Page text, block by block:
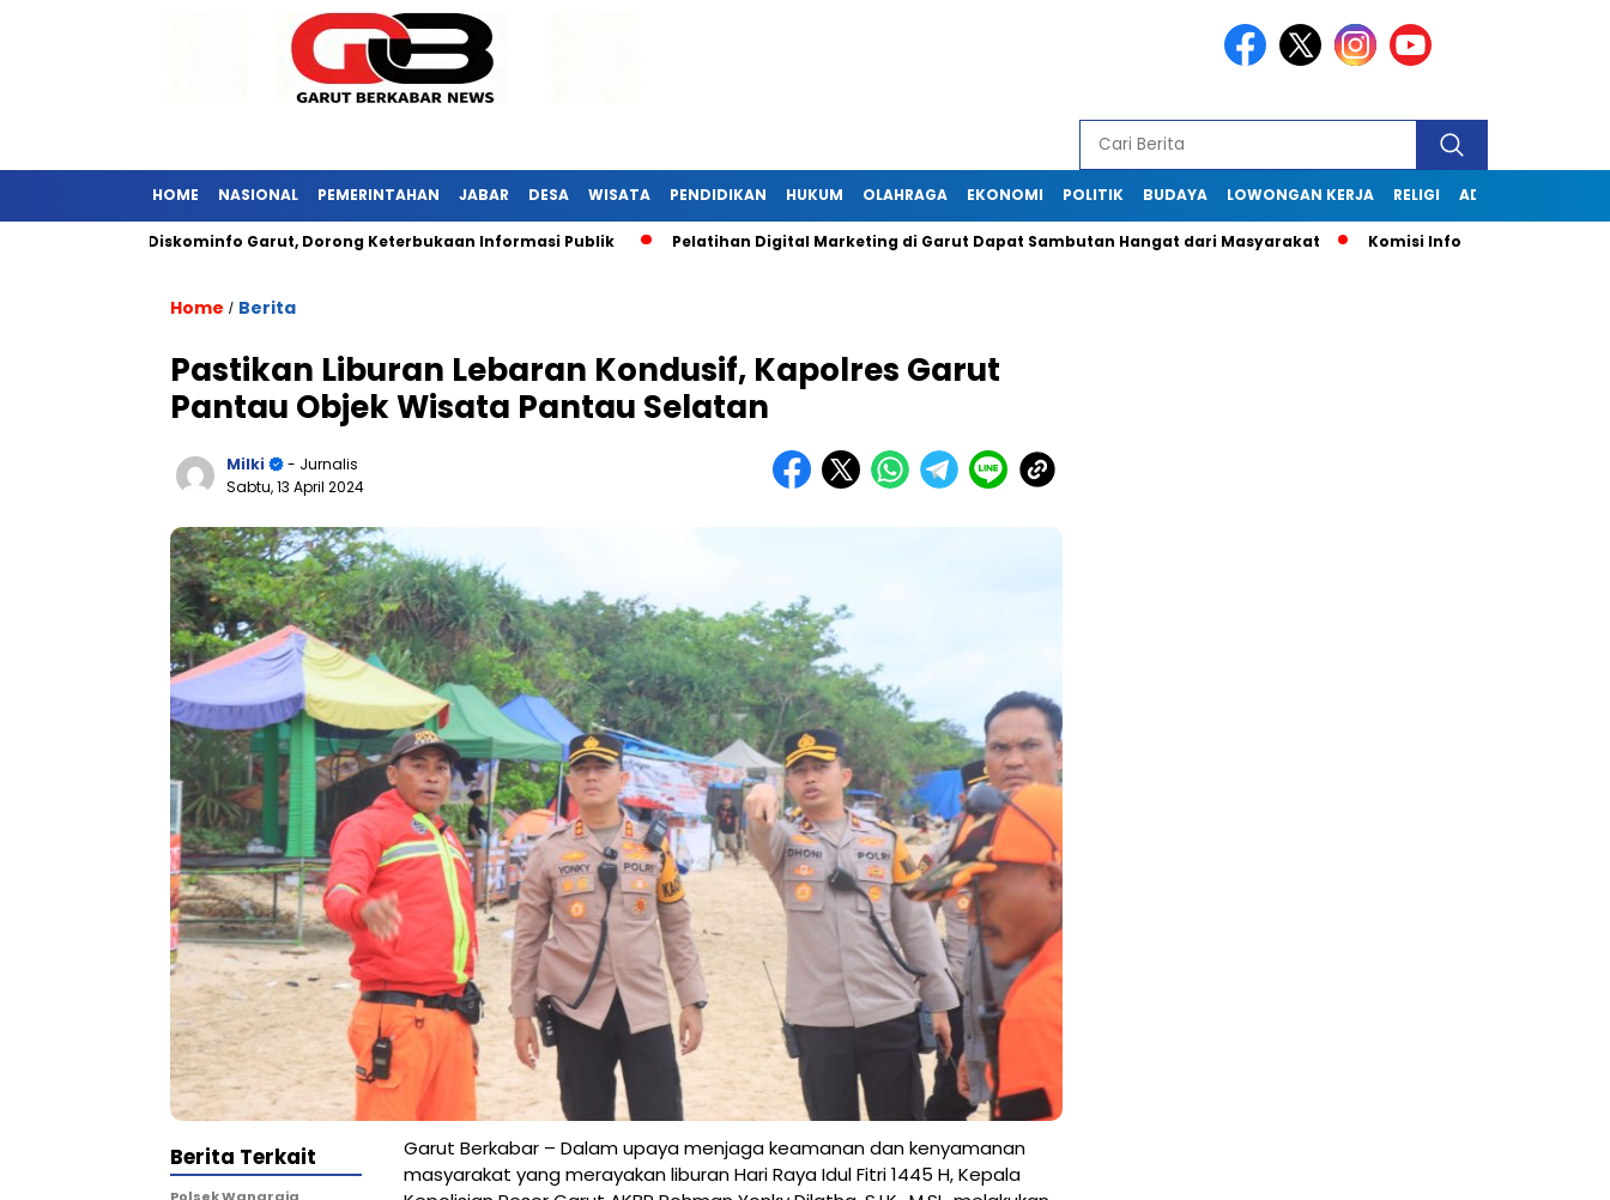
HOME NASIONAL PEMERINTAHAN JABAR DESA WISATA PENDIDIKAN HUKUM OLAHRAGA EKONOMI POLITIK BUDAYA LOWONGAN KERJA RELIGI ADVERTORIAL
Kunjungi Diskominfo Garut, Dorong Keterbukaan Informasi Publik Pelatihan Digital Marketing di Garut Dapat Sambutan Hangat dari Masyarakat Komisi Informasi Jabar Kunjungi
Home / Berita
Pastikan Liburan Lebaran Kondusif, Kapolres Garut
Pantau Objek Wisata Pantau Selatan
Milki
- Jurnalis
Sabtu, 13 April 2024
Garut Berkabar – Dalam upaya menjaga keamanan dan kenyamanan
masyarakat yang merayakan liburan Hari Raya Idul Fitri 1445 H, Kepala
Berita Terkait